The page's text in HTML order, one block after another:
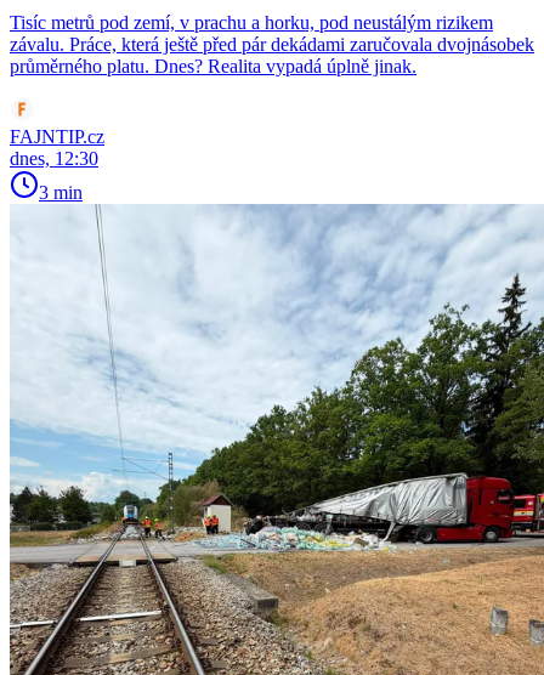
Tisíc metrů pod zemí, v prachu a horku, pod neustálým rizikem
závalu. Práce, která ještě před pár dekádami zaručovala dvojnásobek
průměrného platu. Dnes? Realita vypadá úplně jinak.
FAJNTIP.cz
dnes, 12:30
3 min